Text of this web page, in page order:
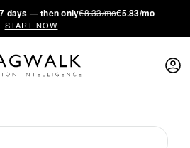
days — then only€8.33/mo€5.83/mo
START NOW